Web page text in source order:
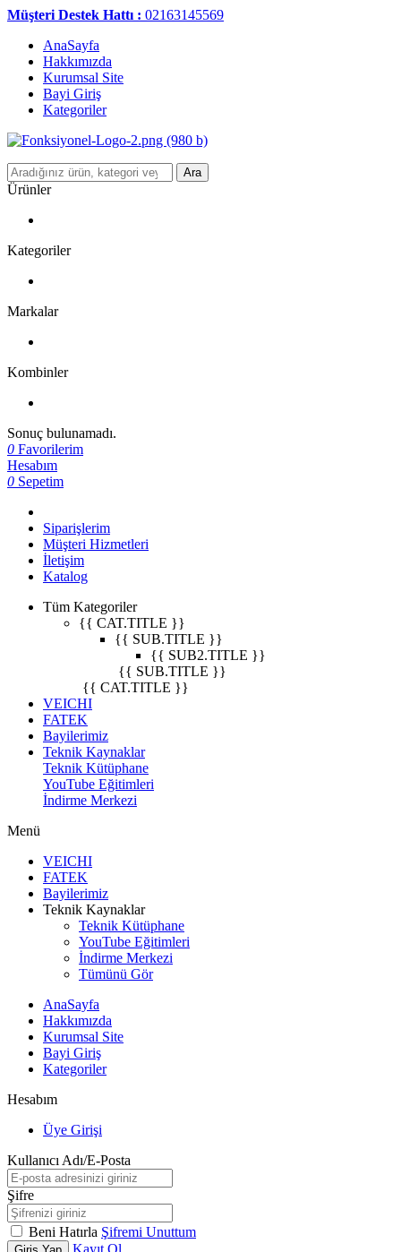
Müşteri Destek Hattı : 02163145569
AnaSayfa
Hakkımızda
Kurumsal Site
Bayi Giriş
Kategoriler
Ara
Ürünler
Kategoriler
Markalar
Kombinler
Sonuç bulunamadı.
0 Favorilerim
Hesabım
0 Sepetim
Siparişlerim
Müşteri Hizmetleri
İletişim
Katalog
Tüm Kategoriler
{{ CAT.TITLE }}
{{ SUB.TITLE }}
{{ SUB2.TITLE }}
{{ SUB.TITLE }}
{{ CAT.TITLE }}
VEICHI
FATEK
Bayilerimiz
Teknik Kaynaklar
Teknik Kütüphane
YouTube Eğitimleri
İndirme Merkezi
Menü
VEICHI
FATEK
Bayilerimiz
Teknik Kaynaklar
Teknik Kütüphane
YouTube Eğitimleri
İndirme Merkezi
Tümünü Gör
AnaSayfa
Hakkımızda
Kurumsal Site
Bayi Giriş
Kategoriler
Hesabım
Üye Girişi
Kullanıcı Adı/E-Posta
Şifre
Beni Hatırla Şifremi Unuttum
Kayıt Ol